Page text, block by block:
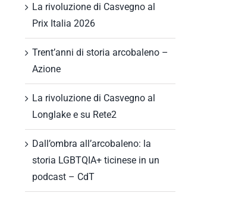
La rivoluzione di Casvegno al
Prix Italia 2026
Trent’anni di storia arcobaleno –
Azione
La rivoluzione di Casvegno al
Longlake e su Rete2
Dall’ombra all’arcobaleno: la
storia LGBTQIA+ ticinese in un
podcast – CdT